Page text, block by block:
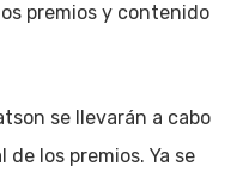
premios y contenido
se llevarán a cabo
los premios. Ya se